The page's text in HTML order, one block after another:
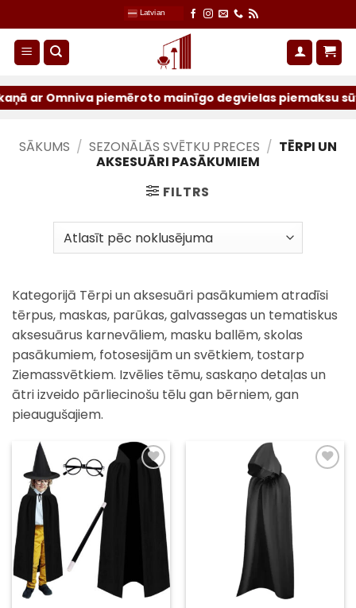
to
content
Latvian
ar Omniva piemēroto mainīgo degvielas piemaksu
SĀKUMS / SEZONĀLĀS SVĒTKU PRECES / TĒRPI UN
AKSESUĀRI PASĀKUMIEM
FILTRS
Kategorijā Tērpi un aksesuāri pasākumiem atradīsi
tērpus, maskas, parūkas, galvassegas un tematiskus
aksesuārus karnevāliem, masku ballēm, skolas
pasākumiem, fotosesijām un svētkiem, tostarp
Ziemassvētkiem. Izvēlies tēmu, saskaņo detaļas un
ātri izveido pārliecinošu tēlu gan bērniem, gan
pieaugušajiem.
sarakstam
sarakstam